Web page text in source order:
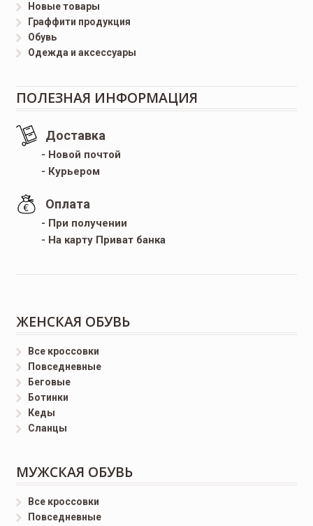
Новые товары
Граффити продукция
Обувь
Одежда и аксессуары
ПОЛЕЗНАЯ ИНФОРМАЦИЯ
Доставка
- Новой почтой
- Курьером
Оплата
- При получении
- На карту Приват банка
ЖЕНСКАЯ ОБУВЬ
Все кроссовки
Повседневные
Беговые
Ботинки
Кеды
Сланцы
МУЖСКАЯ ОБУВЬ
Все кроссовки
Повседневные